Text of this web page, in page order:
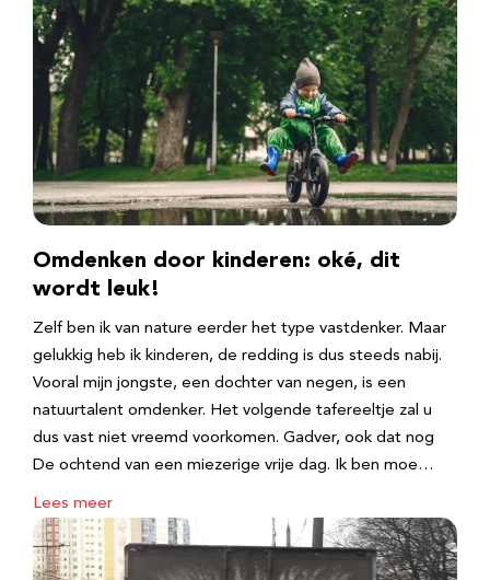
Omdenken door kinderen: oké, dit
wordt leuk!
Zelf ben ik van nature eerder het type vastdenker. Maar
gelukkig heb ik kinderen, de redding is dus steeds nabij.
Vooral mijn jongste, een dochter van negen, is een
natuurtalent omdenker. Het volgende tafereeltje zal u
dus vast niet vreemd voorkomen. Gadver, ook dat nog
De ochtend van een miezerige vrije dag. Ik ben moe…
Lees meer